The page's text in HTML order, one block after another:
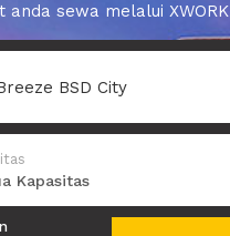
anda sewa melalui XWORK
Kapasitas